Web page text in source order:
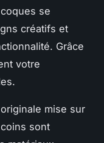
se
créatifs et
Grâce
votre
mise sur
sont